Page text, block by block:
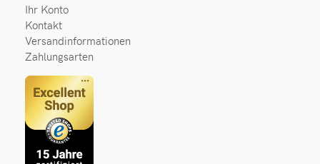
Ihr Konto
Kontakt
Versandinformationen
Zahlungsarten